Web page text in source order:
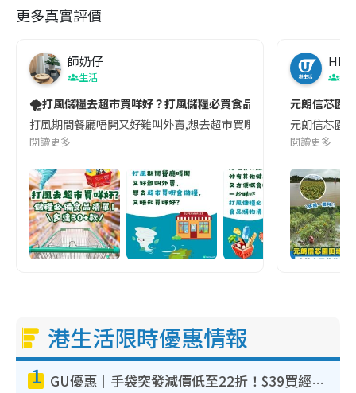
更多真實評價
師奶仔
生活
🌪️打風儲糧去超市買咩好？打風儲糧必買食品清單✅多達30+款👉🏻
打風期間餐廳唔開又好難叫外賣,想去超市買嘢食儲糧,又唔知買咩
閱讀更多
HK
親
元朗信芯園
元朗信芯園
閱讀更多
港生活限時優惠情報
1 GU優惠｜手袋突發減價低至22折！$39買經典波士頓包/餃子袋！飾物同步減價$29起！